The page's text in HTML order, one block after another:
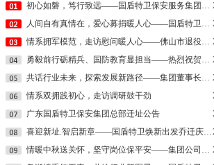
初心如磐，笃行致远——国盾特卫保安服务集团2026新年贺词
人间自有真情在，爱心募捐暖人心——国盾特卫工会为因病致困顿员工发起募捐
情系拥军模范，走访慰问暖人心——佛山市退役军人事务局走访慰问我司董事长夏学树
勇毅前行砺精兵、国防教育显担当——热烈祝贺我公司代表队在“南海前哨”广东省第一届国防技能竞赛中斩获佳绩
共话行业未来，探索发展新路径——集团董事长夏学树率队应邀出席亚洲专业保安协会香港分会周年大会
情系双拥践初心，走访调研鼓干劲
广东国盾特卫保安集团总部迁址公告
喜迎新址.智启新章——国盾特卫焕新出发乔迁庆典安保数智运营调度中心启用揭牌仪式
情暖中秋送关怀，坚守岗位保平安​——集团公司工会组织开展“情暖中秋”慰问活动